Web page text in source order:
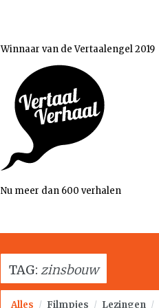
Winnaar van de Vertaalengel 2019
Nu meer dan 600 verhalen
TAG: zinsbouw
Alles / Filmpjes / Lezingen /